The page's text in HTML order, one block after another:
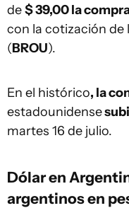
de$ 39,00 la
con la cotización de
(BROU).
En el histórico, la
estadounidense
martes 16 de julio.
Dólar en
argentinos en